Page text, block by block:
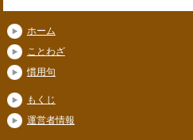
ホーム
ことわざ
慣用句
もくじ
運営者情報